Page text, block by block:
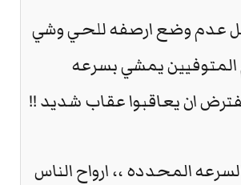
عدم وضع ارصفه للحي وشي
يمشي بسرعه
المحدده ،، ارواح الناس